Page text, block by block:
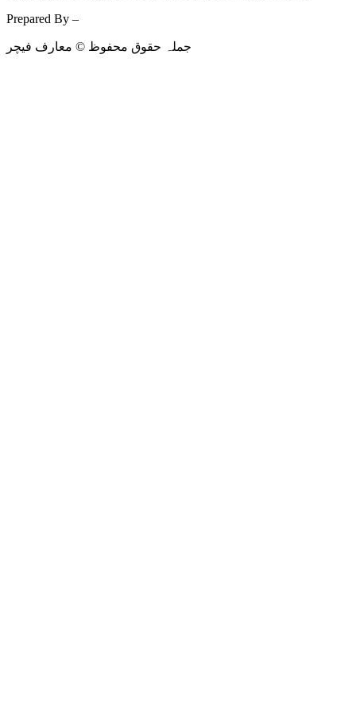
Prepared By –
جملہ حقوق محفوظ © معارف فیچر